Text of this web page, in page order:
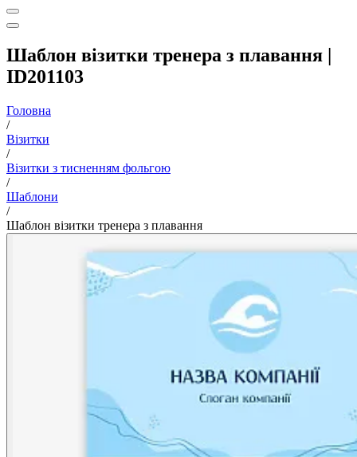
Шаблон візитки тренера з плавання |
ID201103
Головна
/
Візитки
/
Візитки з тисненням фольгою
/
Шаблони
/
Шаблон візитки тренера з плавання